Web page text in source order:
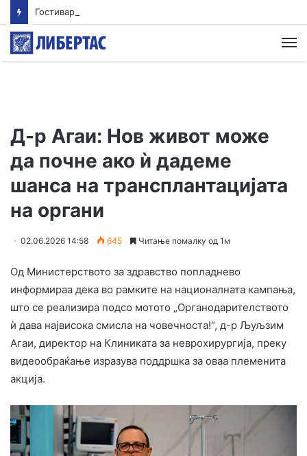
Гостиварци и натаму без пивка вода
Д-р Агаи: Нов живот може
да почне ако ѝ дадеме
шанса на трансплантацијата
на органи
02.06.2026 14:58 645 Читање помалку од 1м
Од Министерството за здравство попладнево
информираа дека во рамките на националната кампања,
што се реализира подсо мотото „Органодарителството
ѝ дава највисока смисла на човечноста!“, д-р Љуљзим
Агаи, директор на Клиниката за неврохирургија, преку
видеообраќање изразува поддршка за оваа племенита
акција.